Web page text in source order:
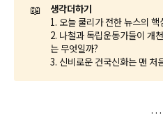
📖
생각더하기
1. 오늘 쿨리가 전한 뉴스의
2. 나철과 독립운동가들이 개
는 무엇일까?
3. 신비로운 건국신화는 맨 처